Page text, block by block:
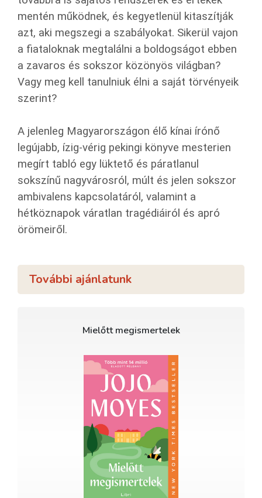
mentén működnek, és kegyetlenül kita­szítják
azt, aki megszegi a szabályokat. Sikerül vajon
a fiatalok­nak megtalálni a boldogságot ebben
a zavaros és sokszor közö­nyös világban?
Vagy meg kell tanulniuk élni a saját törvényeik
szerint?
A jelenleg Magyarországon élő kínai írónő
legújabb, ízig-vérig pekingi könyve mesterien
megírt tabló egy lüktető és páratla­nul
sokszínű nagyvárosról, múlt és jelen sokszor
ambivalens kapcsolatáról, valamint a
hétköznapok váratlan tragédiáiról és apró
örömeiről.
További ajánlatunk
Mielőtt megismertelek